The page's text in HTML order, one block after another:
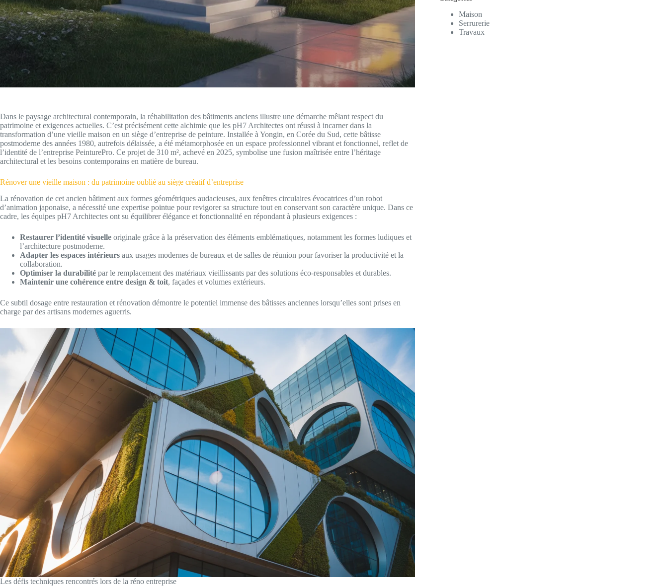
Dans le paysage architectural contemporain, la réhabilitation des bâtiments anciens illustre une démarche mêlant respect du
patrimoine et exigences actuelles. C’est précisément cette alchimie que les pH7 Architectes ont réussi à incarner dans la
transformation d’une vieille maison en un siège d’entreprise de peinture. Installée à Yongin, en Corée du Sud, cette bâtisse
postmoderne des années 1980, autrefois délaissée, a été métamorphosée en un espace professionnel vibrant et fonctionnel, reflet de
l’identité de l’entreprise PeinturePro. Ce projet de 310 m², achevé en 2025, symbolise une fusion maîtrisée entre l’héritage
architectural et les besoins contemporains en matière de bureau.
Rénover une vieille maison : du patrimoine oublié au siège créatif d’entreprise
La rénovation de cet ancien bâtiment aux formes géométriques audacieuses, aux fenêtres circulaires évocatrices d’un robot
d’animation japonaise, a nécessité une expertise pointue pour revigorer sa structure tout en conservant son caractère unique. Dans ce
cadre, les équipes pH7 Architectes ont su équilibrer élégance et fonctionnalité en répondant à plusieurs exigences :
Restaurer l’identité visuelle originale grâce à la préservation des éléments emblématiques, notamment les formes ludiques et
l’architecture postmoderne.
Adapter les espaces intérieurs aux usages modernes de bureaux et de salles de réunion pour favoriser la productivité et la
collaboration.
Optimiser la durabilité par le remplacement des matériaux vieillissants par des solutions éco-responsables et durables.
Maintenir une cohérence entre design & toit, façades et volumes extérieurs.
Ce subtil dosage entre restauration et rénovation démontre le potentiel immense des bâtisses anciennes lorsqu’elles sont prises en
charge par des artisans modernes aguerris.
Les défis techniques rencontrés lors de la réno entreprise
Maison
Serrurerie
Travaux